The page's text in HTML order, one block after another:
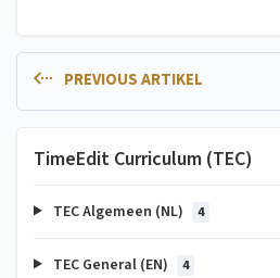
PREVIOUS ARTIKEL
TimeEdit Curriculum (TEC)
TEC Algemeen (NL) 4
TEC General (EN) 4